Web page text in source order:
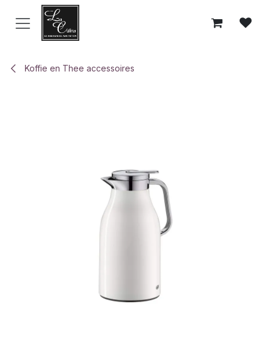
Overslaan naar inhoud
Koffie en Thee accessoires